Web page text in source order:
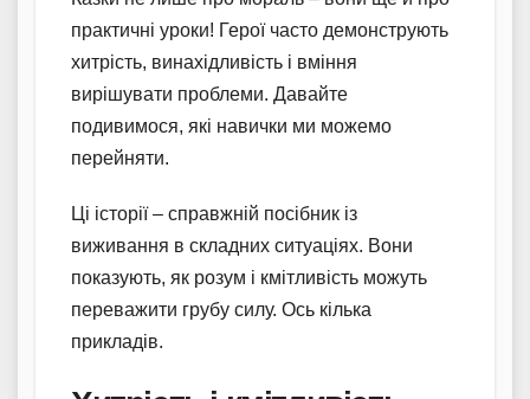
практичні уроки! Герої часто демонструють
хитрість, винахідливість і вміння
вирішувати проблеми. Давайте
подивимося, які навички ми можемо
перейняти.
Ці історії – справжній посібник із
виживання в складних ситуаціях. Вони
показують, як розум і кмітливість можуть
переважити грубу силу. Ось кілька
прикладів.